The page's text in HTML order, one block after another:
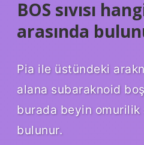
BOS sıvısı
arasında
Pia ile üstündeki
alana subaraknoid
burada beyin omurilik
bulunur.